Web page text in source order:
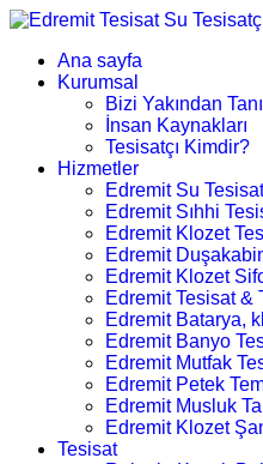
Ana sayfa
Kurumsal
Bizi Yakından
İnsan Kaynakları
Tesisatçı Kimdir?
Hizmetler
Edremit Su
Edremit Sıhhi
Edremit Klozet
Edremit
Edremit Klozet
Edremit Tesisat &
Edremit Batarya,
Edremit Banyo
Edremit Mutfak
Edremit Petek
Edremit Musluk
Edremit Klozet
Tesisat